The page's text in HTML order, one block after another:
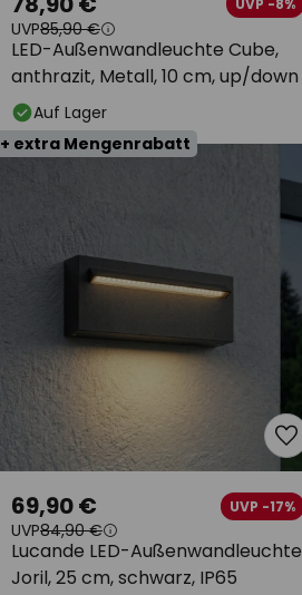
LED-Außenwandleuchte Cube,
anthrazit, Metall, 10 cm, up/down
UVP -8%
UVP85,90 €
Auf Lager
+ extra Mengenrabatt
Lucande LED-Außenwandleuchte
Joril, 25 cm, schwarz, IP65
69,90 € UVP -17%
UVP84,90 €